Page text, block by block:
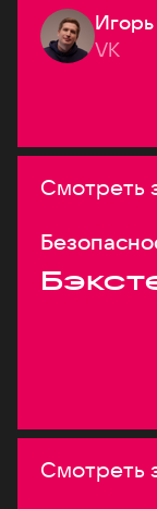
Игорь
VK
Смотреть
Смотреть